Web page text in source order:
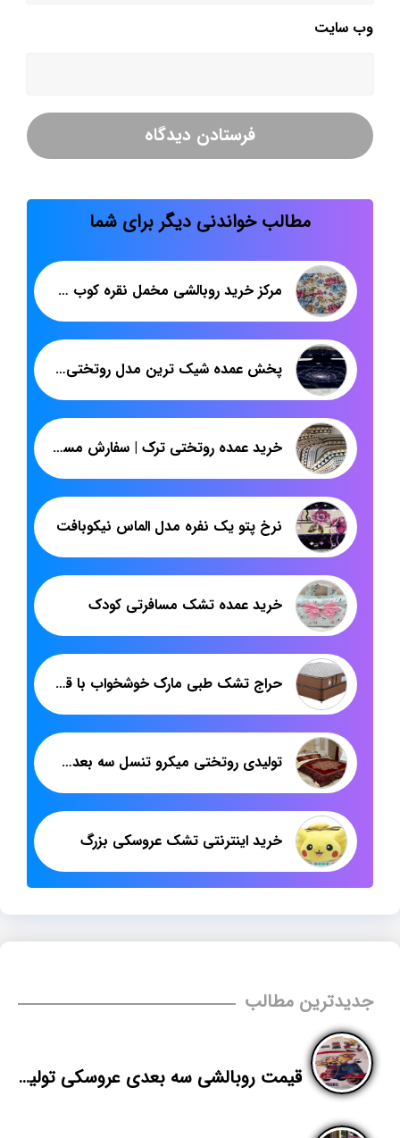
وب‌ سایت
مطالب خواندنی دیگر برای شما
مرکز خرید روبالشی مخمل نقره کوب در تهران
پخش عمده شیک ترین مدل روتختی سه بعدی ارزان
خرید عمده روتختی ترک | سفارش مستقیم روتختی ارزان و جدید | پاندا
نرخ پتو یک نفره مدل الماس نیکوبافت
خرید عمده تشک مسافرتی کودک
حراج تشک طبی مارک خوشخواب با قیمت ارزان
تولیدی روتختی میکرو تنسل سه بعدی با فروش مستقیم
خرید اینترنتی تشک عروسکی بزرگ
جدیدترین مطالب
قیمت روبالشی سه بعدی عروسکی تولیدی پاندا